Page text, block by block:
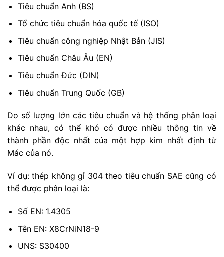
Tiêu chuẩn Anh (BS)
Tổ chức tiêu chuẩn hóa quốc tế (ISO)
Tiêu chuẩn công nghiệp Nhật Bản (JIS)
Tiêu chuẩn Châu Âu (EN)
Tiêu chuẩn Đức (DIN)
Tiêu chuẩn Trung Quốc (GB)
Do số lượng lớn các tiêu chuẩn và hệ thống phân loại
khác nhau, có thể khó có được nhiều thông tin về
thành phần độc nhất của một hợp kim nhất định từ
Mác của nó.
Ví dụ: thép không gỉ 304 theo tiêu chuẩn SAE cũng có
thể được phân loại là:
Số EN: 1.4305
Tên EN: X8CrNiN18-9
UNS: S30400